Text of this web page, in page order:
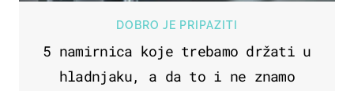
DOBRO JE PRIPAZITI
5 namirnica koje trebamo držati u
hladnjaku, a da to i ne znamo